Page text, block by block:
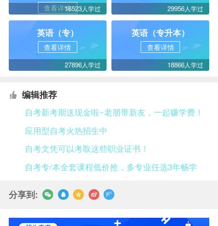
查看详情16523人学过 29956人学过
英语（专）
查看详情
27896人学过
英语（专升本）
查看详情
18866人学过
编辑推荐
自考新考期送现金啦~老朋带新友，一起赚学费！
应用型自考火热招生中
自考文凭可以考取这些职业证书！
自考专/本全套课程低价抢，多专业任选3年畅学
分享到: